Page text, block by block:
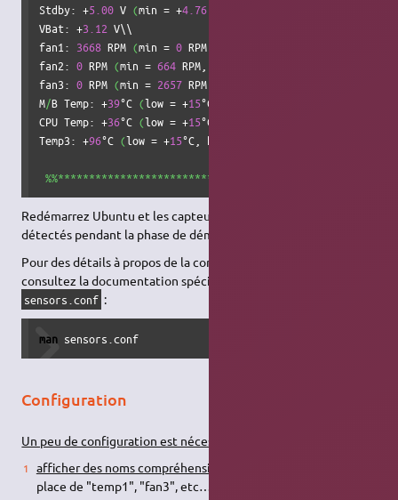
Stdby: +5.00 V (min = +4.76
VBat: +3.12 V\\
fan1: 3668 RPM (min = 0 RPM, div = \\
fan2: 0 RPM (min = 664 RPM, div =  ALARM\\
fan3: 0 RPM (min = 2657 RPM, div =
M/B Temp: +39°C (low = +15°C, high = +
CPU Temp: +36°C (low = +15°C, high = +
Temp3: +96°C (low = +15°C, high = +
Redémarrez Ubuntu et les capteurs devraient maintenant être
détectés pendant la phase de démarrage.
Pour des détails à propos de la configurations des capteurs,
consultez la documentation spécifique au fichier
sensors.conf :
man sensors.conf
Configuration
Un peu de configuration est nécessaire
afficher des noms compréhensibles pour vos capteurs
place de "temp1", "fan3", etc…